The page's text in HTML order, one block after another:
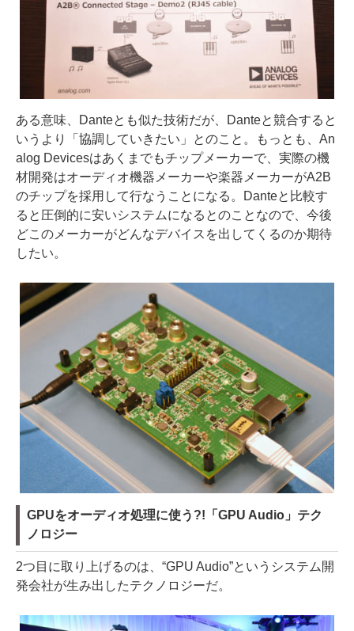
ある意味、Danteとも似た技術だが、Danteと競合すると
いうより「協調していきたい」とのこと。もっとも、An
alog Devicesはあくまでもチップメーカーで、実際の機
材開発はオーディオ機器メーカーや楽器メーカーがA2B
のチップを採用して行なうことになる。Danteと比較す
ると圧倒的に安いシステムになるとのことなので、今後
どこのメーカーがどんなデバイスを出してくるのか期待
したい。
GPUをオーディオ処理に使う?!「GPU Audio」テク
ノロジー
2つ目に取り上げるのは、“GPU Audio”というシステム開
発会社が生み出したテクノロジーだ。